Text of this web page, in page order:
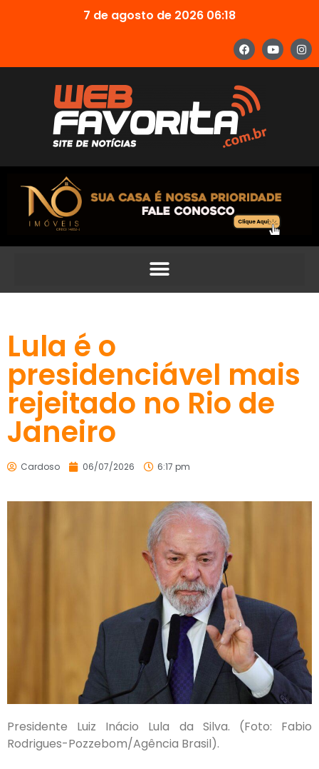
7 de agosto de 2026 06:18
Lula é o
presidenciável mais
rejeitado no Rio de
Janeiro
Cardoso 06/07/2026 6:17 pm
Presidente Luiz Inácio Lula da Silva. (Foto: Fabio
Rodrigues-Pozzebom/Agência Brasil).